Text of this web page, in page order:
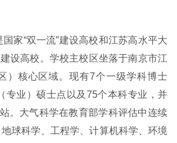
家“双一流”建设高校和江苏高水平大
设高校。学校主校区坐落于南京市江
）核心区域。现有7个一级学科博士
专业）硕士点以及75个本科专业，并
。大气科学在教育部学科评估中连续
地球科学、工程学、计算机科学、环境